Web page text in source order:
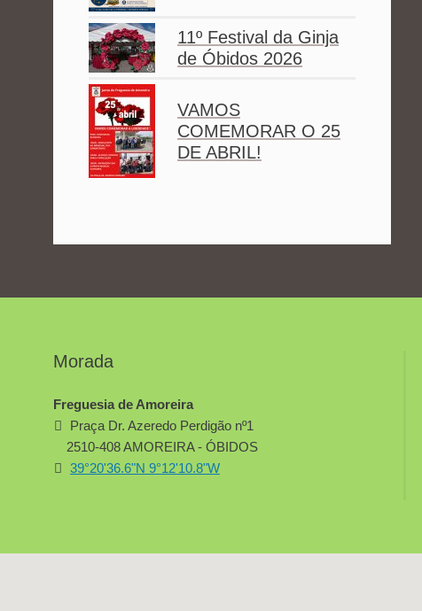
11º Festival da Ginja
de Óbidos 2026
VAMOS
COMEMORAR O 25
DE ABRIL!
Morada
Freguesia de Amoreira
Praça Dr. Azeredo Perdigão nº1
2510-408 AMOREIRA - ÓBIDOS
39°20'36.6"N 9°12'10.8"W